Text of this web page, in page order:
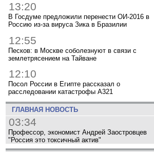
13:20
В Госдуме предложили перенести ОИ-2016 в
Россию из-за вируса Зика в Бразилии
12:55
Песков: в Москве соболезнуют в связи с
землетрясением на Тайване
12:10
Посол России в Египте рассказал о
расследовании катастрофы A321
ГЛАВНАЯ НОВОСТЬ
03:34
Профессор, экономист Андрей Заостровцев
"Россия это токсичный актив"